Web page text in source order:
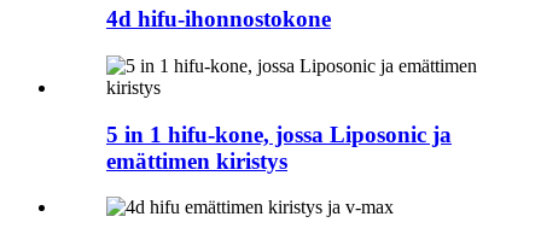
4d hifu-ihonnostokone
5 in 1 hifu-kone, jossa Liposonic ja
emättimen kiristys